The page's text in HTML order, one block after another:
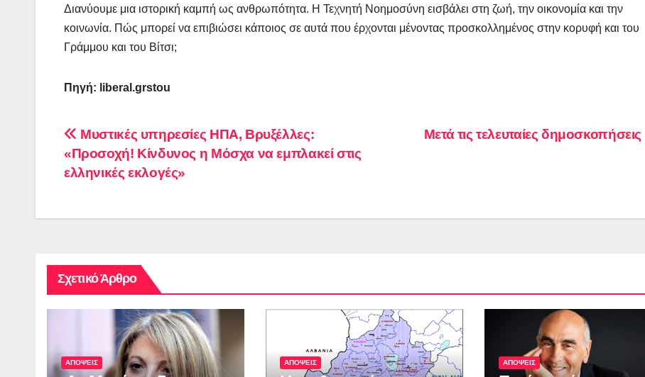
Διανύουμε μια ιστορική καμπή ως ανθρωπότητα. Η Τεχνητή Νοημοσύνη εισβάλει στη ζωή, την οικονομία και την
κοινωνία. Πώς μπορεί να επιβιώσει κάποιος σε αυτά που έρχονται μένοντας προσκολλημένος στην κορυφή και του
Γράμμου και του Βίτσι;
Πηγή: liberal.grstou
Πλοήγηση
άρθρων
Μετά τις τελευταίες δημοσκοπήσεις
Μυστικές υπηρεσίες ΗΠΑ, Βρυξέλλες:
«Προσοχή! Κίνδυνος η Μόσχα να εμπλακεί στις
ελληνικές εκλογές»
Σχετικό Άρθρο
ΑΠΟΨΕΙΣ ΑΠΟΨΕΙΣ ΑΠΟΨΕΙΣ